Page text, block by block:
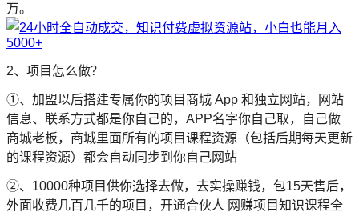
万。
2、项目怎么做？
➀、加盟以后搭建专属你的项目商城 App 和独立网站，网站
信息、联系方式都是你自己的，APP名字你自己取，自己做
商城老板，商城里面所有的项目课程资源（包括后期每天更新
的课程资源）都会自动同步到你自己网站
➁、10000种项目供你选择去做，去实操赚钱，包15天售后，
外面收费几百几千的项目，开通合伙人 网赚项目知识课程全